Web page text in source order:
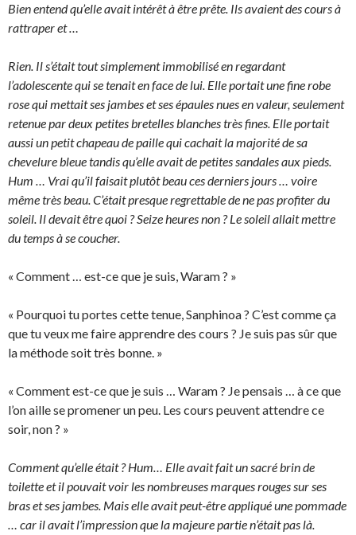
Bien entend qu’elle avait intérêt à être prête. Ils avaient des cours à
rattraper et …
Rien. Il s’était tout simplement immobilisé en regardant
l’adolescente qui se tenait en face de lui. Elle portait une fine robe
rose qui mettait ses jambes et ses épaules nues en valeur, seulement
retenue par deux petites bretelles blanches très fines. Elle portait
aussi un petit chapeau de paille qui cachait la majorité de sa
chevelure bleue tandis qu’elle avait de petites sandales aux pieds.
Hum … Vrai qu’il faisait plutôt beau ces derniers jours … voire
même très beau. C’était presque regrettable de ne pas profiter du
soleil. Il devait être quoi ? Seize heures non ? Le soleil allait mettre
du temps à se coucher.
« Comment … est-ce que je suis, Waram ? »
« Pourquoi tu portes cette tenue, Sanphinoa ? C’est comme ça
que tu veux me faire apprendre des cours ? Je suis pas sûr que
la méthode soit très bonne. »
« Comment est-ce que je suis … Waram ? Je pensais … à ce que
l’on aille se promener un peu. Les cours peuvent attendre ce
soir, non ? »
Comment qu’elle était ? Hum… Elle avait fait un sacré brin de
toilette et il pouvait voir les nombreuses marques rouges sur ses
bras et ses jambes. Mais elle avait peut-être appliqué une pommade
… car il avait l’impression que la majeure partie n’était pas là.